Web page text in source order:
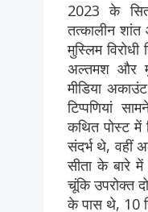
2023 के
तत्कालीन शांत
मुस्लिम
अल्तमश और
मीडिया
टिप्पणियां
कथित पोस्ट में
संदर्भ थे, वहीं
सीता के बारे में
चूंकि उपरोक्त
के पास थे, 10